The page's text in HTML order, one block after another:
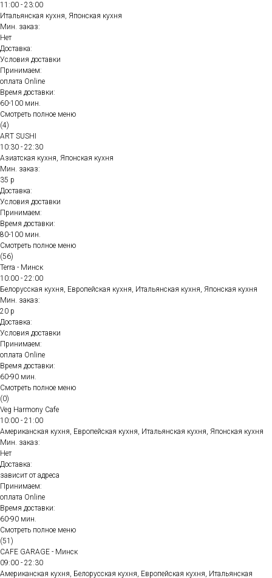
11:00 - 23:00
Итальянская кухня, Японская кухня
Мин. заказ:
Нет
Доставка:
Условия доставки
Принимаем:
оплата Online
Время доставки:
60-100 мин.
Смотреть полное меню
(4)
ART SUSHI
10:30 - 22:30
Азиатская кухня, Японская кухня
Мин. заказ:
35 р
Доставка:
Условия доставки
Принимаем:
Время доставки:
80-100 мин.
Смотреть полное меню
(56)
Terra - Минск
10:00 - 22:00
Белорусская кухня, Европейская кухня, Итальянская кухня, Японская кухня
Мин. заказ:
20 р
Доставка:
Условия доставки
Принимаем:
оплата Online
Время доставки:
60-90 мин.
Смотреть полное меню
(0)
Veg Harmony Cafe
10:00 - 21:00
Американская кухня, Европейская кухня, Итальянская кухня, Японская кухня
Мин. заказ:
Нет
Доставка:
зависит от адреса
Принимаем:
оплата Online
Время доставки:
60-90 мин.
Смотреть полное меню
(51)
CAFE GARAGE - Минск
09:00 - 22:30
Американская кухня, Белорусская кухня, Европейская кухня, Итальянская